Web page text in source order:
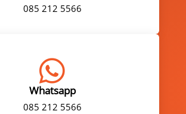
085 212 5566

Whatsapp
085 212 5566